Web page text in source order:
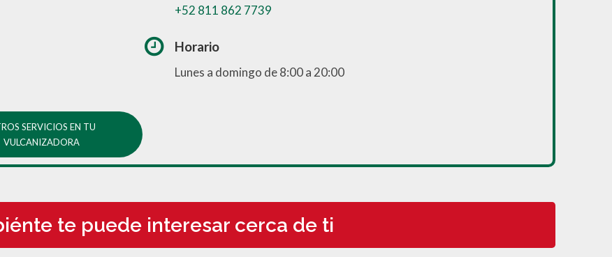
SERVICIOS EN TU
VULCANIZADORA
+52 811 862 7739
Horario
Lunes a domingo de 8:00 a 20:00
te puede interesar cerca de ti